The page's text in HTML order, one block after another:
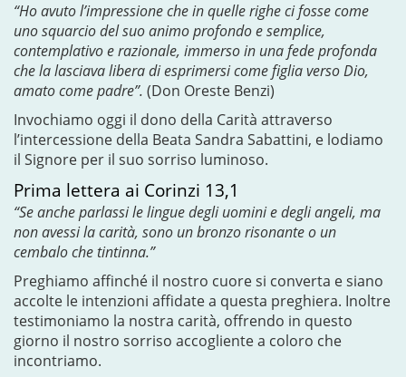
“Ho avuto l’impressione che in quelle righe ci fosse come
uno squarcio del suo animo profondo e semplice,
contemplativo e razionale, immerso in una fede profonda
che la lasciava libera di esprimersi come figlia verso Dio,
amato come padre”. (Don Oreste Benzi)
Invochiamo oggi il dono della Carità attraverso
l’intercessione della Beata Sandra Sabattini, e lodiamo
il Signore per il suo sorriso luminoso.
Prima lettera ai Corinzi 13,1
“Se anche parlassi le lingue degli uomini e degli angeli, ma
non avessi la carità, sono un bronzo risonante o un
cembalo che tintinna.”
Preghiamo affinché il nostro cuore si converta e siano
accolte le intenzioni affidate a questa preghiera. Inoltre
testimoniamo la nostra carità, offrendo in questo
giorno il nostro sorriso accogliente a coloro che
incontriamo.